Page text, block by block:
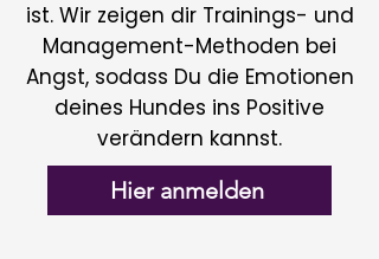
ist. Wir zeigen dir Trainings- und
Management-Methoden bei
Angst, sodass Du die Emotionen
deines Hundes ins Positive
verändern kannst.
Hier anmelden